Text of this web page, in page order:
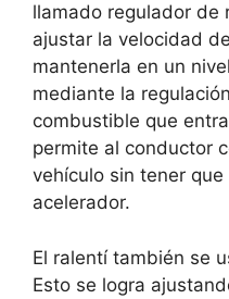
llamado regulador de
ajustar la velocidad
mantenerla en un
mediante la
combustible que
permite al conductor
vehículo sin tener
acelerador.
El ralentí también se
Esto se logra